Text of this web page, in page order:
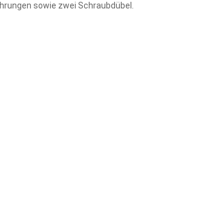
sowie zwei Schraubdübel.